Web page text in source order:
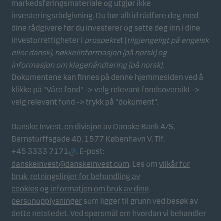
markedsføringsmateriale og utgjør ikke
investeringsrådgivning. Du bør alltid rådføre deg med
dine rådgivere før du investerer og sette deg inn i dine
investorrettigheter i prospektet (tilgjengeligt på engelsk
eller dansk), nøkkelinformasjon (på norsk)og
informasjon om klagehåndtering (på norsk).
Dokumentene kan finnes på denne hjemmesiden ved å
klikke på "Våre fond" -> velg relevant fondsoversikt ->
velg relevant fond -> trykk på "dokument".
Danske Invest, en divisjon av Danske Bank A/S,
Bernstorffsgade 40, 1577 København V. Tlf.
+45 3333 7171
. E-post:
danskeinvest@danskeinvest.com. Les om vilkår for
bruk, retningslinjer for behandling av
cookies og informatjon om bruk av dine
personopplysninger som ligger til grunn ved besøk av
dette netstedet. Ved spørsmål om hvordan vi behandler
Funksjonelle
Funksjonelle (eller såkalte "preferanse"-)
informasjonskapsler gjør at vår hjemmeside husker
dine valg av innstillinger som påvirker måten siden
vises på. Du kan avvise disse informasjonskapslene
i informasjonskapselfanen.
Disse informasjonskapslene bruker vi til å spore
å måle og optimalisere funksjonaliteten til
nettstedet vårt. For eksempel hvordan besøkende
bruker siden vår, hvilken region de er fra og hvilke
funksjoner ser er på. Du kan avvise disse
informasjonskapslene i informasjonskapselfanen.
Markedsføring